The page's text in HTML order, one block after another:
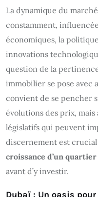
La dynamique du
constamment,
économiques, la
innovations
question de la
immobilier se pose avec
convient de se pencher
évolutions des prix,
législatifs qui peuvent
discernement est
croissance d’un quartier
avant d’y investir.
Dubaï : Un oasis